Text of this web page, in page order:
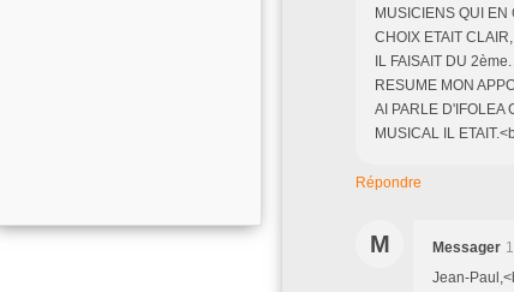
MUSICIENS QUI
CHOIX ETAIT
IL FAISAIT DU
RESUME MON
AI PARLE D'IFOLEA
MUSICAL IL
Répondre
M Messager
Jean-